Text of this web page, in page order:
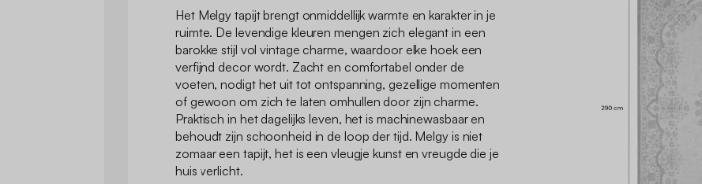
Het Melgy tapijt brengt onmiddellijk warmte en karakter in je
ruimte. De levendige kleuren mengen zich elegant in een
barokke stijl vol vintage charme, waardoor elke hoek een
verfijnd decor wordt. Zacht en comfortabel onder de
voeten, nodigt het uit tot ontspanning, gezellige momenten
of gewoon om zich te laten omhullen door zijn charme.
Praktisch in het dagelijks leven, het is machinewasbaar en
behoudt zijn schoonheid in de loop der tijd. Melgy is niet
zomaar een tapijt, het is een vleugje kunst en vreugde die je
huis verlicht.